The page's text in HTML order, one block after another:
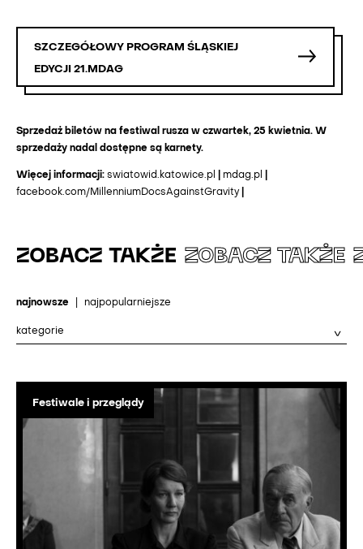
SZCZEGÓŁOWY PROGRAM ŚLĄSKIEJ
EDYCJI 21.MDAG
Sprzedaż biletów na festiwal rusza w czwartek, 25 kwietnia. W
sprzedaży nadal dostępne są karnety.
Więcej informacji: swiatowid.katowice. pl mdag.pl
facebook.com/MillenniumDocsAgainstGravity
ZOBACZ TAKŻE ZOBACZ TAKŻE
najnowsze najpopularniejsze
Festiwale i przeglądy